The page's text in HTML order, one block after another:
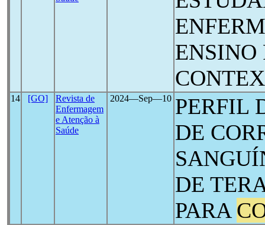
ENSINO
14 [GO]
Revista de
Enfermagem
e Atenção à
Saúde
2024―Sep―10 PERFIL
DE
DE
PARA